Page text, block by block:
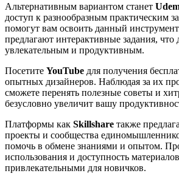
Альтернативным вариантом станет
доступ к разнообразным практическим
помогут вам освоить данный
предлагают интерактивные задания, что
увлекательным и продуктивным.
Посетите YouTube для получения
опытных дизайнеров. Наблюдая за их
сможете перенять полезные советы и
безусловно увеличит вашу
Платформы как Skillshare также
проекты и сообщества
помочь в обмене знаниями и опытом.
использования и доступность
привлекательными для новичков.